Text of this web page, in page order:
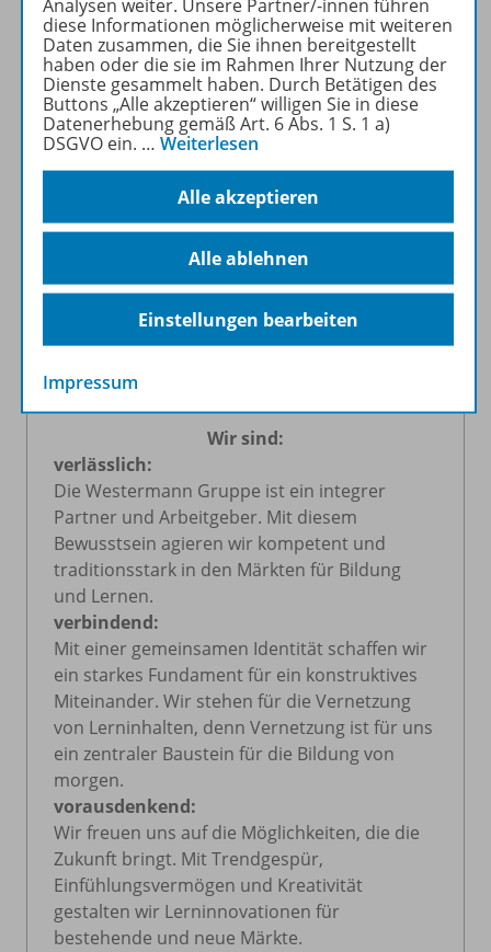
einzelnen Menschen als auch unserer
Gesellschaft verpflichtet.
Unsere Mission:
Mit Begeisterung und Können arbeiten wir
für den Lernerfolg.
Unsere Ideen und Inspirationskraft treiben
uns an. Wir suchen täglich nach Wegen,
Erfolgserlebnisse beim Lernen zu schaffen.
Nichts motiviert so sehr wie der Stolz auf
Erreichtes, deshalb arbeiten wir an Ideen und
Konzepten, die Wissen und Kompetenzen
Leichtigkeit vermitteln.
Wir sind:
verlässlich:
Die Westermann Gruppe ist ein integrer
Partner und Arbeitgeber. Mit diesem
Bewusstsein agieren wir kompetent und
traditionsstark in den Märkten für Bildung
und Lernen.
verbindend:
Mit einer gemeinsamen Identität schaffen wir
ein starkes Fundament für ein konstruktives
Miteinander. Wir stehen für die Vernetzung
von Lerninhalten, denn Vernetzung ist für uns
ein zentraler Baustein für die Bildung von
morgen.
vorausdenkend:
Wir freuen uns auf die Möglichkeiten, die die
Zukunft bringt. Mit Trendgespür,
Einfühlungsvermögen und Kreativität
gestalten wir Lerninnovationen für
bestehende und neue Märkte.
Analysen weiter. Unsere Partner/-innen führen
diese Informationen möglicherweise mit weiteren
Daten zusammen, die Sie ihnen bereitgestellt
haben oder die sie im Rahmen Ihrer Nutzung der
Dienste gesammelt haben. Durch Betätigen des
Buttons „Alle akzeptieren“ willigen Sie in diese
Datenerhebung gemäß Art. 6 Abs. 1 S. 1 a)
DSGVO ein. … Weiterlesen
Alle akzeptieren
Alle ablehnen
Einstellungen bearbeiten
Impressum